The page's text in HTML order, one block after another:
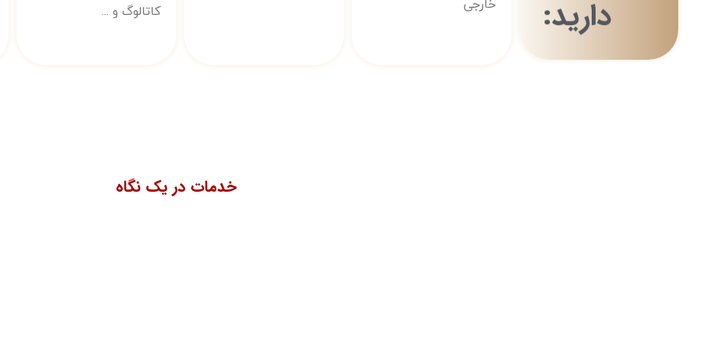
دارید:
خارجی
کاتالوگ و ...
خدمات در یک نگاه